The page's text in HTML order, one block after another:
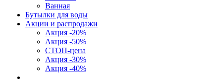
Ванная
Бутылки для воды
Акции и распродажи
Акция -20%
Акция -50%
СТОП-цена
Акция -30%
Акция -40%